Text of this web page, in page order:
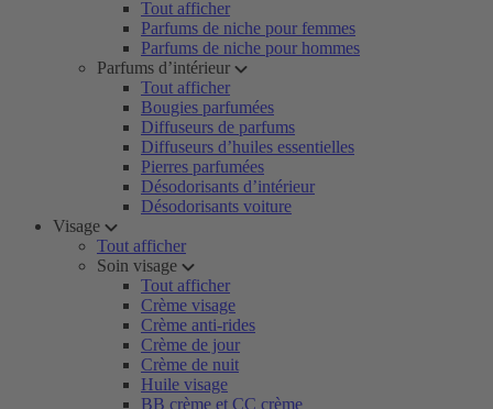
Tout afficher
Parfums de niche pour femmes
Parfums de niche pour hommes
Parfums d’intérieur
Tout afficher
Bougies parfumées
Diffuseurs de parfums
Diffuseurs d’huiles essentielles
Pierres parfumées
Désodorisants d’intérieur
Désodorisants voiture
Visage
Tout afficher
Soin visage
Tout afficher
Crème visage
Crème anti-rides
Crème de jour
Crème de nuit
Huile visage
BB crème et CC crème